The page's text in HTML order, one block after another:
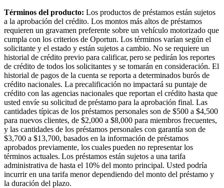
Términos del producto: Los productos de préstamos están sujetos
a la aprobación del crédito. Los montos más altos de préstamos
requieren un gravamen preferente sobre un vehículo motorizado que
cumpla con los criterios de Oportun. Los términos varían según el
solicitante y el estado y están sujetos a cambio. No se requiere un
historial de crédito previo para calificar, pero se pedirán los reportes
de crédito de todos los solicitantes y se tomarán en consideración. El
historial de pagos de la cuenta se reporta a determinados burós de
crédito nacionales. La precalificación no impactará su puntaje de
crédito con las agencias nacionales que reportan el crédito hasta que
usted envíe su solicitud de préstamo para la aprobación final. Las
cantidades típicas de los préstamos personales son de $500 a $4,500
para nuevos clientes, de $2,000 a $8,000 para miembros frecuentes,
y las cantidades de los préstamos personales con garantía son de
$3,700 a $13,700, basados en la información de préstamos
aprobados previamente, los cuales pueden no representar los
términos actuales. Los préstamos están sujetos a una tarifa
administrativa de hasta el 10% del monto principal. Usted podría
incurrir en una tarifa menor dependiendo del monto del préstamo y
la duración del plazo.